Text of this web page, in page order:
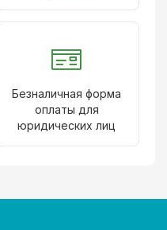
Безналичная форма
оплаты для
юридических лиц